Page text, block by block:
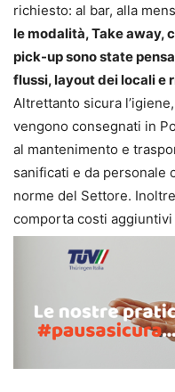
richiesto: al bar, alla
le modalità, Take away,
pick-up sono state
flussi, layout dei locali e
Altrettanto sicura
vengono consegnati in
al mantenimento e
sanificati e da personale
norme del Settore.
comporta costi